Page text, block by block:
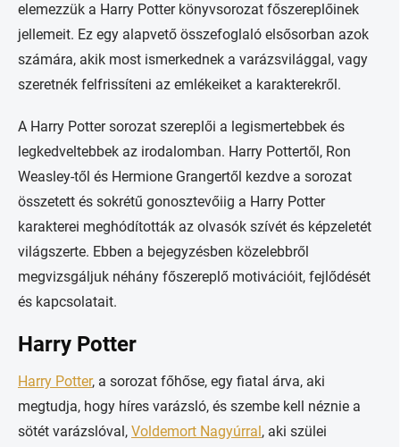
elemezzük a Harry Potter könyvsorozat főszereplőinek
jellemeit. Ez egy alapvető összefoglaló elsősorban azok
számára, akik most ismerkednek a varázsvilággal, vagy
szeretnék felfrissíteni az emlékeiket a karakterekről.
A Harry Potter sorozat szereplői a legismertebbek és
legkedveltebbek az irodalomban. Harry Pottertől, Ron
Weasley-től és Hermione Grangertől kezdve a sorozat
összetett és sokrétű gonosztevőiig a Harry Potter
karakterei meghódították az olvasók szívét és képzeletét
világszerte. Ebben a bejegyzésben közelebbről
megvizsgáljuk néhány főszereplő motivációit, fejlődését
és kapcsolatait.
Harry Potter
Harry Potter, a sorozat főhőse, egy fiatal árva, aki
megtudja, hogy híres varázsló, és szembe kell néznie a
sötét varázslóval, Voldemort Nagyúrral, aki szülei